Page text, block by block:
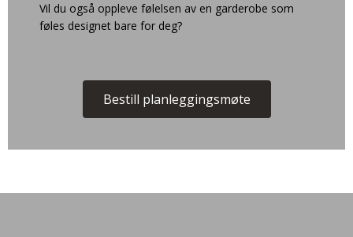
Vil du også oppleve følelsen av en garderobe som
føles designet bare for deg?
Bestill planleggingsmøte